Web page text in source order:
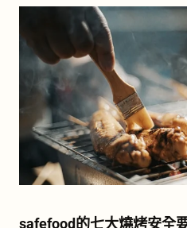
safefood的七大燒烤安全